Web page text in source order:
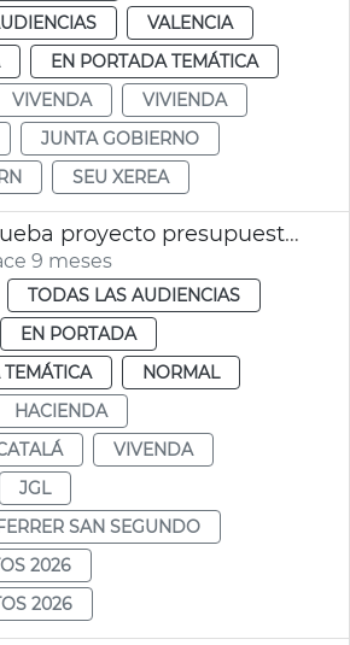
VALENCIA
EN PORTADA TEMÁTICA
VIVENDA
VIVIENDA
JUNTA GOBIERNO
SEU XEREA
València aprueba proyecto presupuestos 2026
9 meses
TODAS LAS AUDIENCIAS
EN PORTADA
NORMAL
HACIENDA
VIVENDA
JGL
SAN SEGUNDO
2026
2026